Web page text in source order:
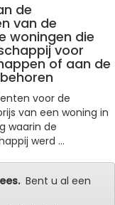
de
van de
woningen die
voor
of aan de
voor de
van een woning in
waarin de
werd ...
Bent u al een